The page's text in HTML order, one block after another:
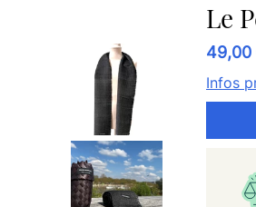
Le
49,00
Infos